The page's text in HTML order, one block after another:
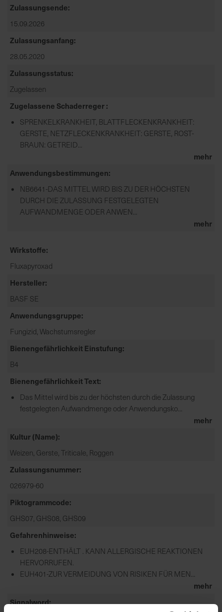
Zulassungsende
15.09.2026
Zulassungsanfang
28.05.2020
Zulassungsstatus
Zugelassen
Zugelassene Schaderreger
SPRENKELKRANKHEIT, BLATTFLECKENKRANKHEIT:
GERSTE, NETZFLECKENKRANKHEIT: GERSTE, ROST-
BRAUN: GETREID...
mehr
Anwendungsbestimmungen
NB6641-DAS MITTEL WIRD BIS ZU DER HÖCHSTEN
DURCH DIE ZULASSUNG FESTGELEGTEN
AUFWANDMENGE ODER ANWEN...
mehr
Wirkstoffe
Fluxapyroxad
Hersteller
BASF SE
Anwendungsgruppe
Fungizid, Wachstumsregler
Bienengefährlichkeit Einstufung
B4
Bienengefährlichkeit Text
Das Mittel wird bis zu der höchsten durch die Zulassung
festgelegten Aufwandmenge oder Anwendungsko...
mehr
Kultur (Name)
Weizen, Gerste, Triticale, Roggen
Zulassungsnummer
026979-60
Piktogrammcode
GHS07, GHS08, GHS09
Gefahrenhinweise
EUH208-ENTHÄLT . KANN ALLERGISCHE REAKTIONEN
HERVORRUFEN.
EUH401-ZUR VERMEIDUNG VON RISIKEN FÜR MEN...
mehr
Signalword